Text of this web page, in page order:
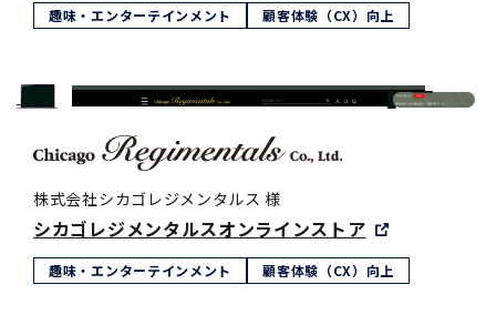
趣味・エンターテインメント 顧客体験（CX）向上
株式会社シカゴレジメンタルス 様
シカゴレジメンタルスオンラインストア
趣味・エンターテインメント 顧客体験（CX）向上